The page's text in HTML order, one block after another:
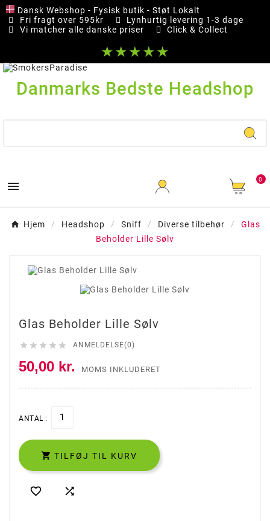
Dansk Webshop - Fysisk butik - Støt Lokalt
Fri fragt over 595kr
Lynhurtig levering 1-3 dage
Vi matcher alle danske priser
Click & Collect
★★★★★
Danmarks Bedste Headshop
 0
Hjem Headshop Sniff Diverse tilbehør
Glas
Beholder Lille Sølv
Glas Beholder Lille Sølv
     ANMELDELSE(0)
50,00 kr. MOMS INKLUDERET
ANTAL :
 TILFØJ TIL KURV
 